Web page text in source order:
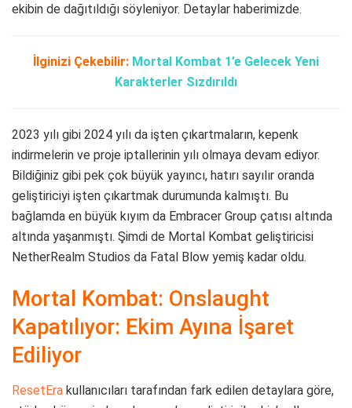
ekibin de dağıtıldığı söyleniyor. Detaylar haberimizde.
İlginizi Çekebilir: Mortal Kombat 1’e Gelecek Yeni
Karakterler Sızdırıldı
2023 yılı gibi 2024 yılı da işten çıkartmaların, kepenk
indirmelerin ve proje iptallerinin yılı olmaya devam ediyor.
Bildiğiniz gibi pek çok büyük yayıncı, hatırı sayılır oranda
geliştiriciyi işten çıkartmak durumunda kalmıştı. Bu
bağlamda en büyük kıyım da Embracer Group çatısı altında
altında yaşanmıştı. Şimdi de Mortal Kombat geliştiricisi
NetherRealm Studios da Fatal Blow yemiş kadar oldu.
Mortal Kombat: Onslaught
Kapatılıyor: Ekim Ayına İşaret
Ediliyor
ResetEra kullanıcıları tarafından fark edilen detaylara göre,